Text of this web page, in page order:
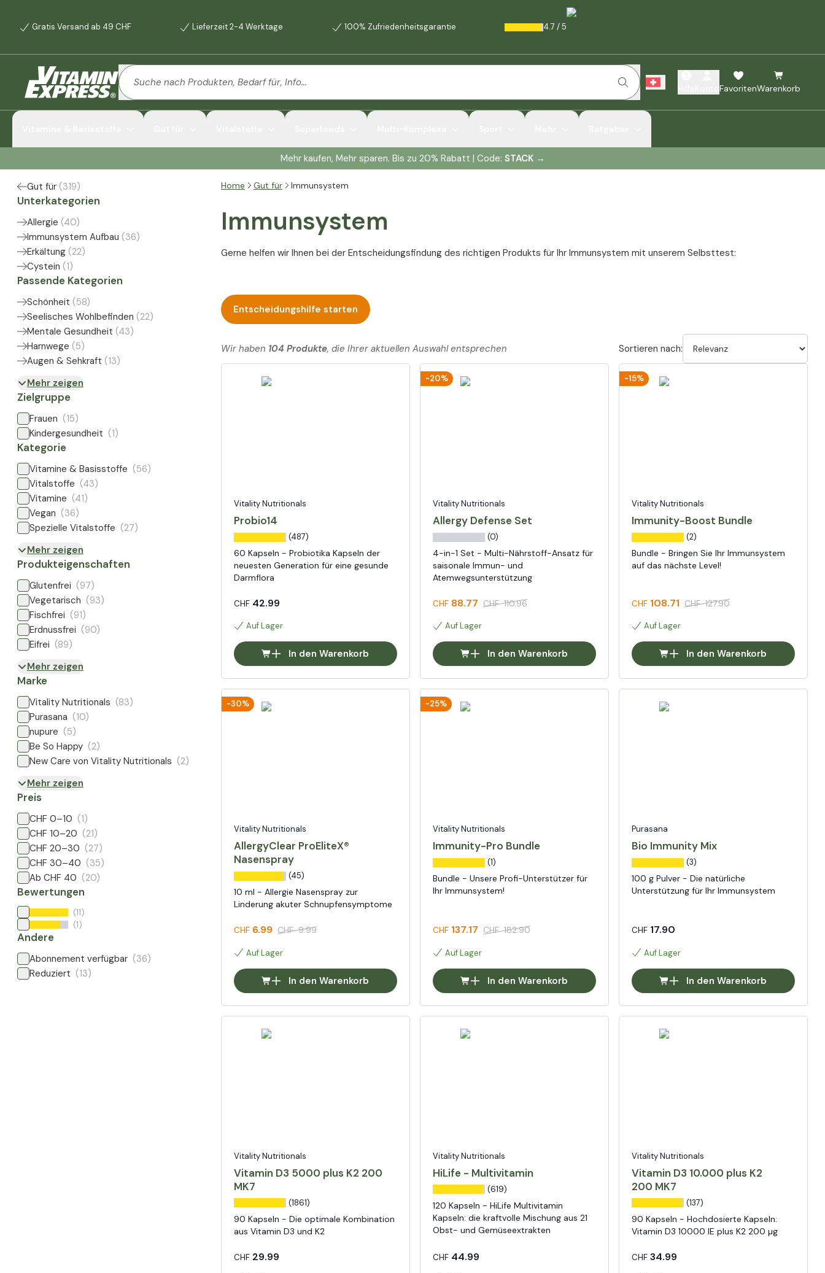
Gratis Versand ab 49 CHF Lieferzeit 2-4 Werktage 100% Zufriedenheitsgarantie 4.7 /5
FavoritenWarenkorb
Mehr kaufen, Mehr sparen. Bis zu 20% Rabatt | Code: STACK →
Gut für (319)
Unterkategorien
Allergie (40)
Immunsystem Aufbau (36)
Erkältung (22)
Cystein (1)
Passende Kategorien
Schönheit (58)
Seelisches Wohlbefinden (22)
Mentale Gesundheit (43)
Harnwege (5)
Augen & Sehkraft (13)
Mehr zeigen
Zielgruppe
Frauen (15)
Kindergesundheit (1)
Kategorie
Vitamine & Basisstoffe (56)
Vitalstoffe (43)
Vitamine (41)
Vegan (36)
Spezielle Vitalstoffe (27)
Mehr zeigen
Produkteigenschaften
Glutenfrei (97)
Vegetarisch (93)
Fischfrei (91)
Erdnussfrei (90)
Eifrei (89)
Mehr zeigen
Marke
Vitality Nutritionals (83)
Purasana (10)
nupure (5)
Be So Happy (2)
New Care von Vitality Nutritionals (2)
Mehr zeigen
Preis
CHF 0–10 (1)
CHF 10–20 (21)
CHF 20–30 (27)
CHF 30–40 (35)
Ab CHF 40 (20)
Bewertungen
(11)
(1)
Andere
Abonnement verfügbar (36)
Reduziert (13)
Home Gut für Immunsystem
Immunsystem
Gerne helfen wir Ihnen bei der Entscheidungsfindung des richtigen Produkts für Ihr Immunsystem mit unserem Selbsttest:
Entscheidungshilfe starten
Wir haben 104 Produkte, die Ihrer aktuellen Auswahl entsprechen Sortieren nach:
Vitality Nutritionals
Probio14
(487)
60 Kapseln - Probiotika Kapseln der
neuesten Generation für eine gesunde
Darmflora
CHF42.99
Auf Lager
In den Warenkorb
-20%
Vitality Nutritionals
Allergy Defense Set
(0)
4-in-1 Set - Multi-Nährstoff-Ansatz für
saisonale Immun- und
Atemwegsunterstützung
CHF88.77 CHF 110.96
Auf Lager
In den Warenkorb
-15%
Vitality Nutritionals
Immunity-Boost Bundle
(2)
Bundle - Bringen Sie Ihr Immunsystem
auf das nächste Level!
CHF108.71 CHF 127.90
Auf Lager
In den Warenkorb
-30%
Vitality Nutritionals
AllergyClear ProEliteX®
Nasenspray
(45)
10 ml - Allergie Nasenspray zur
Linderung akuter Schnupfensymptome
CHF6.99 CHF 9.99
Auf Lager
In den Warenkorb
-25%
Vitality Nutritionals
Immunity-Pro Bundle
(1)
Bundle - Unsere Profi-Unterstützer für
Ihr Immunsystem!
CHF137.17 CHF 182.90
Auf Lager
In den Warenkorb
Purasana
Bio Immunity Mix
(3)
100 g Pulver - Die natürliche
Unterstützung für Ihr Immunsystem
CHF17.90
Auf Lager
In den Warenkorb
Vitality Nutritionals
Vitamin D3 5000 plus K2 200
MK7
(1861)
90 Kapseln - Die optimale Kombination
aus Vitamin D3 und K2
CHF29.99
Vitality Nutritionals
HiLife - Multivitamin
(619)
120 Kapseln - HiLife Multivitamin
Kapseln: die kraftvolle Mischung aus 21
Obst- und Gemüseextrakten
CHF44.99
Vitality Nutritionals
Vitamin D3 10.000 plus K2
200 MK7
(137)
90 Kapseln - Hochdosierte Kapseln:
Vitamin D3 10000 IE plus K2 200 µg
CHF34.99